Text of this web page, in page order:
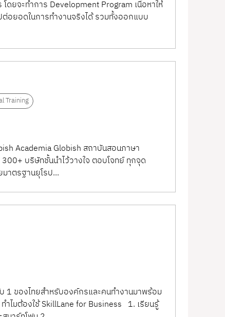
ยจะทำการ Development Program เนื้อหาให้
อยอดในการทำงานจริงได้ รวมทั้งออกแบบ
Training
Academia Globish สถาบันสอนภาษา
บริษัทชั้นนำไว้วางใจ ตอบโจทย์ ทุกจุด
าตรฐานยุโรป...
1 ของไทยสำหรับองค์กรและคนทำงานมาพร้อม
ไมต้องใช้ SkillLane for Business 1. เรียนรู้